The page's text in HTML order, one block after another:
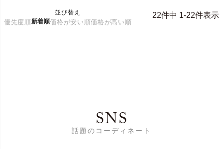
並び替え
優先度順新着順価格が安い順価格が高い順
22件中 1-22件表示
SNS
話題のコーディネート